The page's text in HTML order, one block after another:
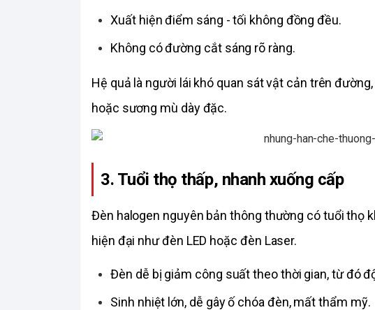
Xuất hiện điểm sáng - tối không đồng đều.
Không có đường cắt sáng rõ ràng.
Hệ quả là người lái khó quan sát vật cản trên
hoặc sương mù dày đặc.
3. Tuổi thọ thấp, nhanh xuống cấp
Đèn halogen nguyên bản thông thường có tuổi thọ
hiện đại như đèn LED hoặc đèn Laser.
Đèn dễ bị giảm công suất theo thời gian, từ đó
Sinh nhiệt lớn, dễ gây ố chóa đèn, mất thẩm mỹ.